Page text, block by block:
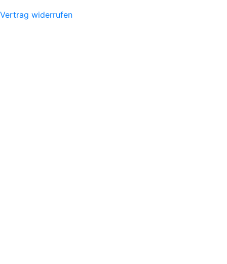
Vertrag widerrufen